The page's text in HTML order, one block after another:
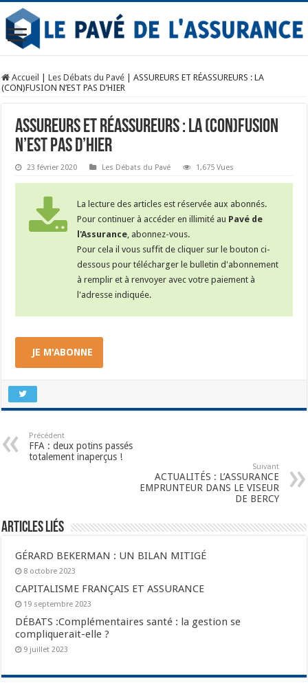
Accueil Les Débats du Pavé
ASSUREURS ET RÉASSUREURS : LA
(CON)FUSION N’EST PAS D’HIER
ASSUREURS ET RÉASSUREURS : LA (CON)FUSION
N’EST PAS D’HIER
23 février 2020 Les Débats du Pavé 1,675 Vues
La lecture des articles est réservée aux abonnés.
Pour continuer à accéder en illimité au Pavé de
l'Assurance , abonnez-vous.
Pour cela il vous suffit de cliquer sur le bouton ci-
dessous pour télécharger le bulletin d'abonnement
à remplir et à renvoyer avec votre paiement à
l'adresse indiquée.
JE M'ABONNE
Précédent
FFA : deux potins passés
totalement inaperçus !
Suivant
ACTUALITÉS : L’ASSURANCE
EMPRUNTEUR DANS LE VISEUR
DE BERCY
Articles liés
GÉRARD BEKERMAN : UN BILAN MITIGÉ
8 octobre 2023
CAPITALISME FRANÇAIS ET ASSURANCE
19 septembre 2023
DÉBATS :Complémentaires santé : la gestion se
compliquerait-elle ?
9 juillet 2023